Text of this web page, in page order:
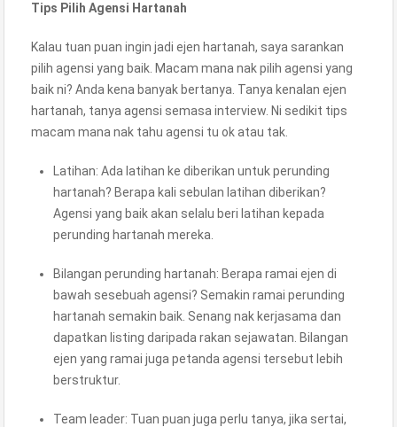
Tips Pilih Agensi Hartanah
Kalau tuan puan ingin jadi ejen hartanah, saya sarankan
pilih agensi yang baik. Macam mana nak pilih agensi yang
baik ni? Anda kena banyak bertanya. Tanya kenalan ejen
hartanah, tanya agensi semasa interview. Ni sedikit tips
macam mana nak tahu agensi tu ok atau tak.
Latihan: Ada latihan ke diberikan untuk perunding
hartanah? Berapa kali sebulan latihan diberikan?
Agensi yang baik akan selalu beri latihan kepada
perunding hartanah mereka.
Bilangan perunding hartanah: Berapa ramai ejen di
bawah sesebuah agensi? Semakin ramai perunding
hartanah semakin baik. Senang nak kerjasama dan
dapatkan listing daripada rakan sejawatan. Bilangan
ejen yang ramai juga petanda agensi tersebut lebih
berstruktur.
Team leader: Tuan puan juga perlu tanya, jika sertai,